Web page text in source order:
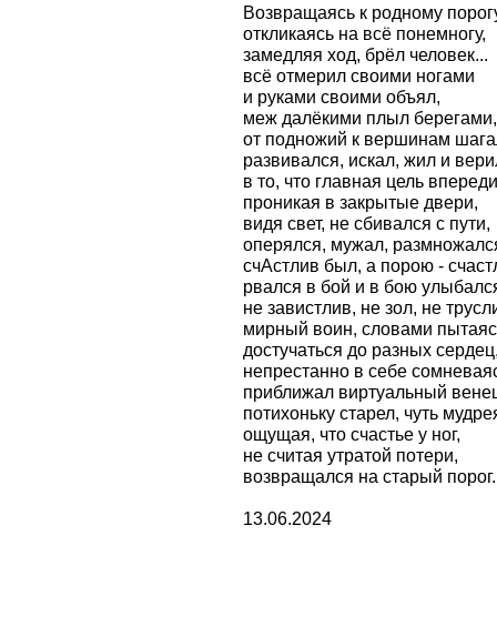
Возвращаясь к родному
откликаясь на всё понемногу,
замедляя ход, брёл человек...
всё отмерил своими ногами
и руками своими объял,
меж далёкими плыл берегами,
от подножий к вершинам
развивался, искал, жил и
в то, что главная цель
проникая в закрытые двери,
видя свет, не сбивался с пути,
оперялся, мужал,
счАстлив был, а порою -
рвался в бой и в бою
не завистлив, не зол, не
мирный воин, словами
достучаться до разных
непрестанно в себе
приближал виртуальный
потихоньку старел, чуть
ощущая, что счастье у ног,
не считая утратой потери,
возвращался на старый
13.06.2024